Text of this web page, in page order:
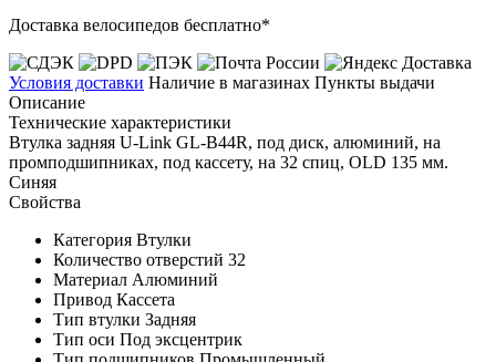
Доставка велосипедов бесплатно*
Условия доставки Наличие в магазинах Пункты выдачи
Описание
Технические характеристики
Втулка задняя U-Link GL-B44R, под диск, алюминий, на
промподшипниках, под кассету, на 32 спиц, OLD 135 мм.
Синяя
Свойства
Категория Втулки
Количество отверстий 32
Материал Алюминий
Привод Кассета
Тип втулки Задняя
Тип оси Под эксцентрик